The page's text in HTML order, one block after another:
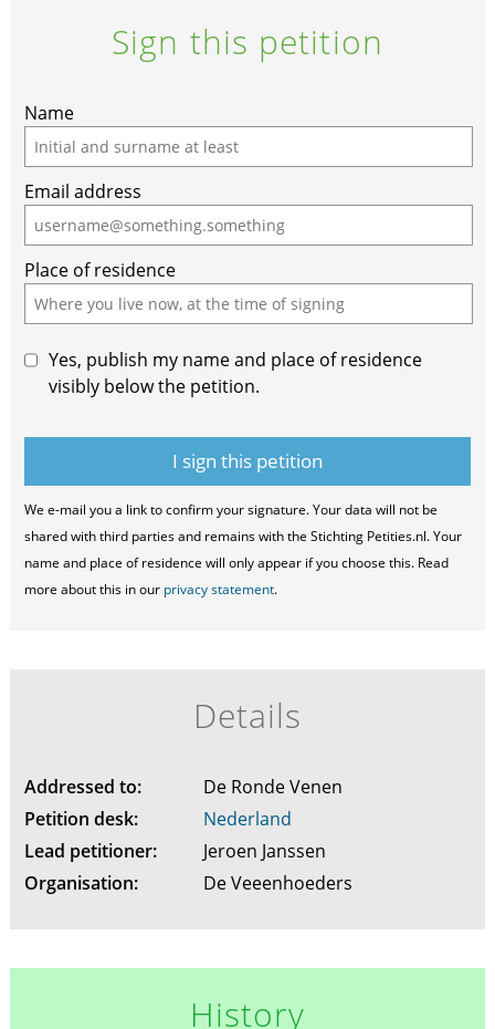
Sign this petition
If
you
are
a
human,
ignore
this
field
Name
Email address
Place of residence
Yes, publish my name and place of residence
visibly below the petition.
We e-mail you a link to confirm your signature. Your data will not be
shared with third parties and remains with the Stichting Petities.nl. Your
name and place of residence will only appear if you choose this. Read
more about this in our privacy statement.
Details
Addressed to:
De Ronde Venen
Petition desk:
Nederland
Lead petitioner:
Jeroen Janssen
Organisation:
De Veeenhoeders
History